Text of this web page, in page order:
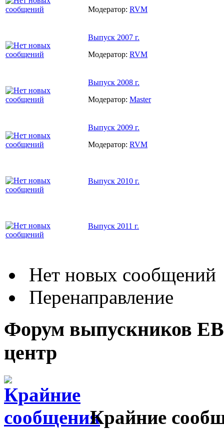
Модератор: RVM
Выпуск 2007 г.
Модератор: RVM
Выпуск 2008 г.
Модератор: Master
Выпуск 2009 г.
Модератор: RVM
Выпуск 2010 г.
Выпуск 2011 г.
Нет новых сообщений
Перенаправление
Форум выпускников
центр
Крайние